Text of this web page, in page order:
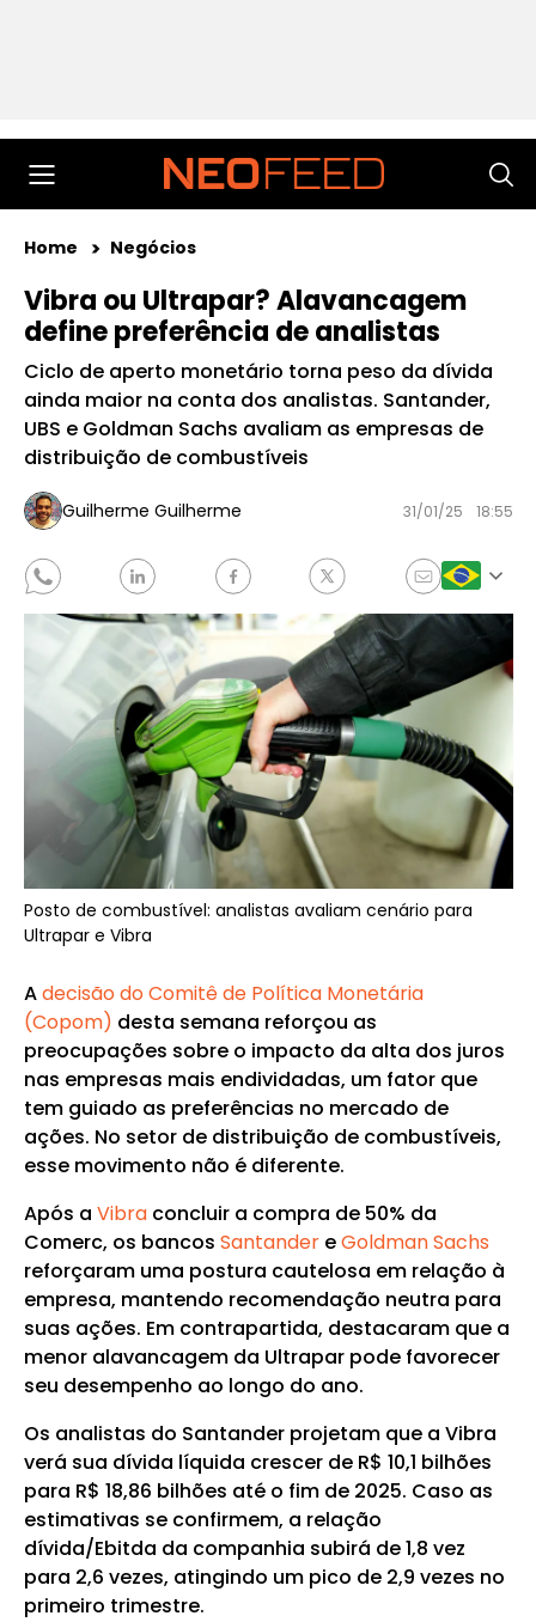
Home Negócios
Vibra ou Ultrapar? Alavancagem
define preferência de analistas
Ciclo de aperto monetário torna peso da dívida
ainda maior na conta dos analistas. Santander,
UBS e Goldman Sachs avaliam as empresas de
distribuição de combustíveis
Guilherme Guilherme 31/01/25 18:55
Posto de combustível: analistas avaliam cenário para
Ultrapar e Vibra
Adecisão do Comitê de Política Monetária
(Copom) desta semana reforçou as
preocupações sobre o impacto da alta dos juros
nas empresas mais endividadas, um fator que
tem guiado as preferências no mercado de
ações. No setor de distribuição de combustíveis,
esse movimento não é diferente.
Após a Vibraconcluir a compra de 50% da
Comerc, os bancos SantandereGoldman Sachs
reforçaram uma postura cautelosa em relação à
empresa, mantendo recomendação neutra para
suas ações. Em contrapartida, destacaram que a
menor alavancagem da Ultrapar pode favorecer
seu desempenho ao longo do ano.
Os analistas do Santander projetam que a Vibra
verá sua dívida líquida crescer de R$ 10,1 bilhões
para R$ 18,86 bilhões até o fim de 2025. Caso as
estimativas se confirmem, a relação
dívida/Ebitda da companhia subirá de 1,8 vez
para 2,6 vezes, atingindo um pico de 2,9 vezes no
primeiro trimestre.